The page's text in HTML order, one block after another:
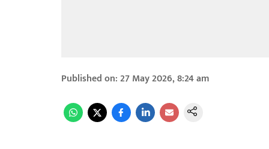
Published on:27 May 2026, 8:24 am